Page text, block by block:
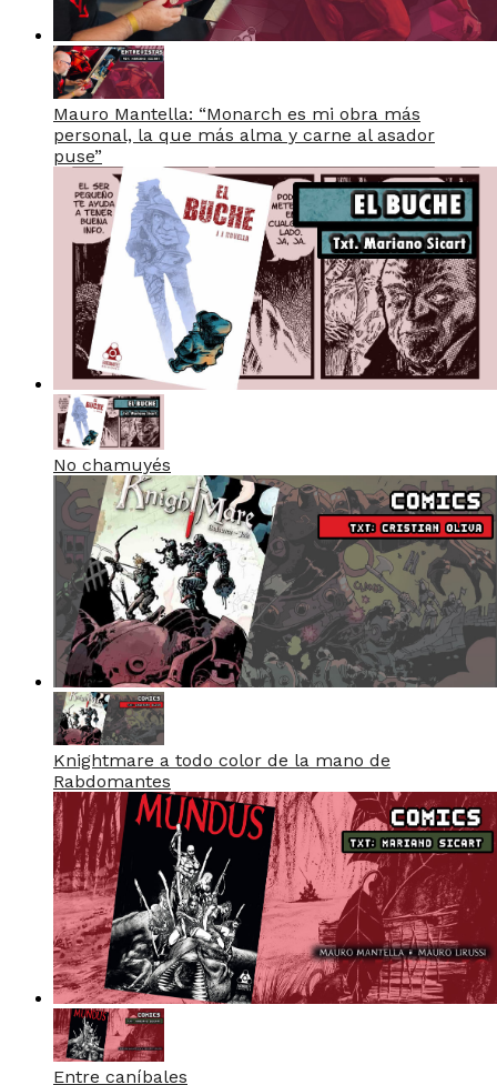
Mauro Mantella: “Monarch es mi obra más
personal, la que más alma y carne al asador
puse”
No chamuyés
Knightmare a todo color de la mano de
Rabdomantes
Entre caníbales